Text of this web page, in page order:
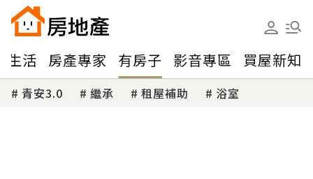
生活 房產專家 有房子 影音專區 買屋新知
青安3.0 繼承 租屋補助 浴室